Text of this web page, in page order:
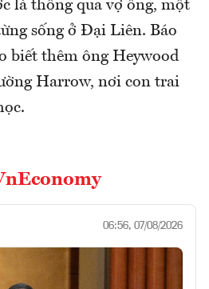
là thông qua vợ ông, một
sống ở Đại Liên. Báo
biết thêm ông Heywood
Harrow, nơi con trai
06:56, 07/08/2026